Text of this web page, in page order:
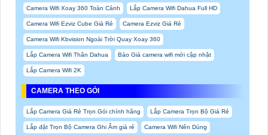
Camera Wifi Xoay 360 Toàn Cảnh Lắp Camera Wifi Dahua Full HD
Camera Wifi Ezviz Cube Giá Rẻ Camera Ezviz Giá Rẻ
Camera Wifi Kbvision Ngoài Trời Quay Xoay 360
Lắp Camera Wifi Thân Dahua Báo Giá camera wifi mới cập nhật
Lắp Camera Wifi 2K
CAMERA THEO GÓI
Lắp Camera Giá Rẻ Trọn Gói chính hãng Lắp Camera Trọn Bộ Giá Rẻ
Lắp đặt Trọn Bộ Camera Ghi Âm giá rẻ Camera Wifi Nên Dùng